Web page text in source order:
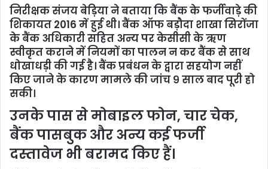
निरीक्षक संजय बेड़िया ने बताया कि बैंक के फर्जीवाड़े की
शिकायत 2016 में हुई थी। बैंक ऑफ बड़ौदा शाखा सिरोंजा
के बैंक अधिकारी सहित अन्य पर केसीसी के ऋण
स्वीकृत कराने में नियमों का पालन न कर बैंक से साथ
धोखाधड़ी की गई है। बैंक प्रबंधन के द्वारा सहयोग नहीं
किए जाने के कारण मामले की जांच ९ साल बाद पूरी हो
सकी।
उनके पास से मोबाइल फोन, चार चेक,
बैंक पासबुक और अन्य कई फर्जी
दस्तावेज भी बरामद किए हैं।